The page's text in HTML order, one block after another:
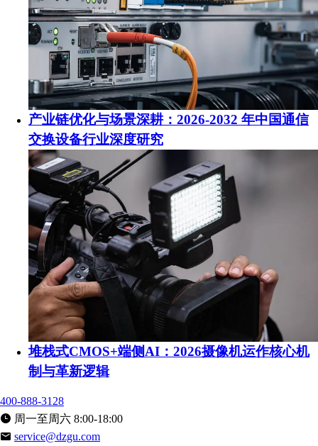
产业链优化与场景深耕：2026-2032 年中国通信
交换设备行业深度研究
堆栈式CMOS+端侧AI：2026摄像机运作核心机
制与革新逻辑
400-888-3128
周一至周六 8:00-18:00
service@dzgu.com